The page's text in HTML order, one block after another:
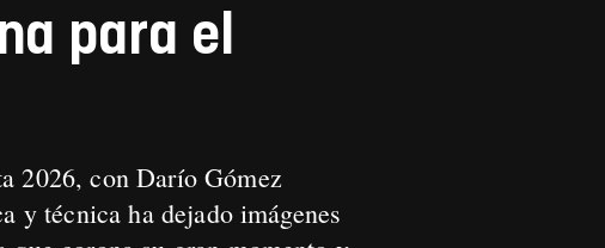
para el
2026, con Darío Gómez
técnica ha dejado imágenes